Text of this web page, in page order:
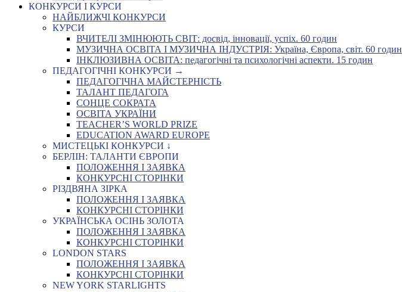
КОНКУРСИ І КУРСИ
НАЙБЛИЖЧІ КОНКУРСИ
КУРСИ
ВЧИТЕЛІ ЗМІНЮЮТЬ СВІТ: досвід, інновації, успіх. 60 годин
МУЗИЧНА ОСВІТА І МУЗИЧНА ІНДУСТРІЯ: Україна, Європа, світ. 60 годин
ІНКЛЮЗИВНА ОСВІТА: педагогічні та психологічні аспекти. 15 годин
ПЕДАГОГІЧНІ КОНКУРСИ →
ПЕДАГОГІЧНА МАЙСТЕРНІСТЬ
ТАЛАНТ ПЕДАГОГА
СОНЦЕ СОКРАТА
ОСВІТА УКРАЇНИ
TEACHER’S WORLD PRIZE
EDUCATION AWARD EUROPE
МИСТЕЦЬКІ КОНКУРСИ ↓
БЕРЛІН: ТАЛАНТИ ЄВРОПИ
ПОЛОЖЕННЯ І ЗАЯВКА
КОНКУРСНІ СТОРІНКИ
РІЗДВЯНА ЗІРКА
ПОЛОЖЕННЯ І ЗАЯВКА
КОНКУРСНІ СТОРІНКИ
УКРАЇНСЬКА ОСІНЬ ЗОЛОТА
ПОЛОЖЕННЯ І ЗАЯВКА
КОНКУРСНІ СТОРІНКИ
LONDON STARS
ПОЛОЖЕННЯ І ЗАЯВКА
КОНКУРСНІ СТОРІНКИ
NEW YORK STARLIGHTS